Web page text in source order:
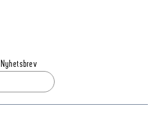
Nyhetsbrev